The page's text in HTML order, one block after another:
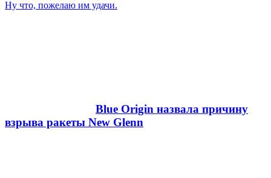
Ну что, пожелаю им удачи.
Blue Origin назвала причину
взрыва ракеты New Glenn